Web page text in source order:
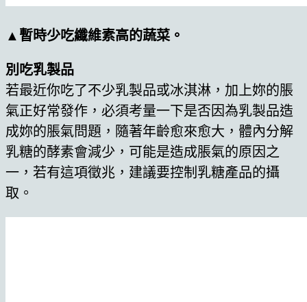
▲暫時少吃纖維素高的蔬菜。
別吃乳製品
若最近你吃了不少乳製品或冰淇淋，加上妳的脹
氣正好常發作，必須考量一下是否因為乳製品造
成妳的脹氣問題，隨著年齡愈來愈大，體內分解
乳糖的酵素會減少，可能是造成脹氣的原因之
一，若有這項徵兆，建議要控制乳糖產品的攝
取。